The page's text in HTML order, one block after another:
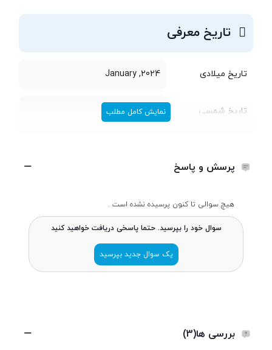
تاریخ معرفی
تاریخ میلادی 2024, January
تاریخ شمسی دی 1402
طراحی
طول و عرض 75 × 161.1 میلی متر
8 میلی متر
نمایش کامل مطلب
پرسش و پاسخ
هیچ سوالی تا کنون پرسیده نشده است .
سوال خود را بپرسید. حتما پاسخی دریافت خواهید کنید
یک سوال جدید بپرسید
بررسی ها(3)